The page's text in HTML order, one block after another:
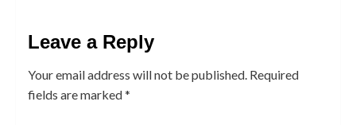
Leave a Reply
Your email address will not be published. Required
fields are marked*